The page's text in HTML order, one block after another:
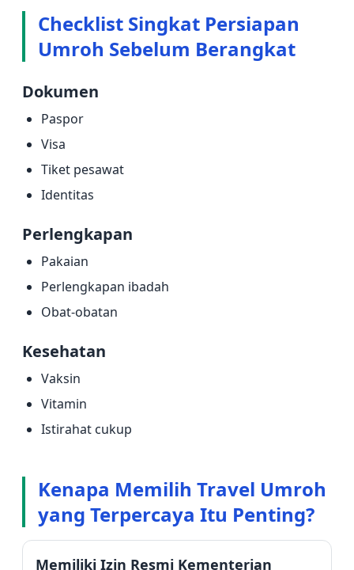
Checklist Singkat Persiapan
Umroh Sebelum Berangkat
Dokumen
Paspor
Visa
Tiket pesawat
Identitas
Perlengkapan
Pakaian
Perlengkapan ibadah
Obat-obatan
Kesehatan
Vaksin
Vitamin
Istirahat cukup
Kenapa Memilih Travel Umroh
yang Terpercaya Itu Penting?
Memiliki Izin Resmi Kementerian